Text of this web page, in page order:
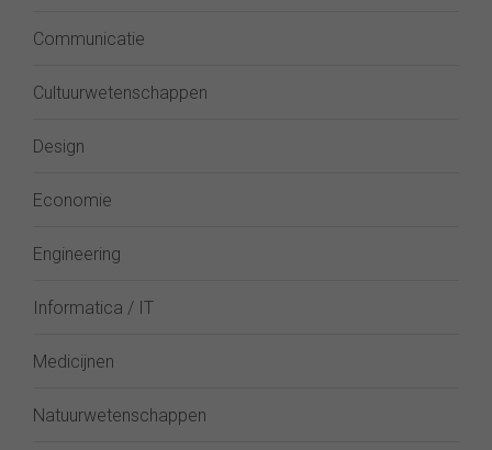
Communicatie
Cultuurwetenschappen
Design
Economie
Engineering
Informatica / IT
Medicijnen
Natuurwetenschappen